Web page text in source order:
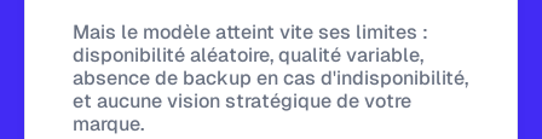
Mais le modèle atteint vite ses limites :
disponibilité aléatoire, qualité variable,
absence de backup en cas d'indisponibilité,
et aucune vision stratégique de votre
marque.